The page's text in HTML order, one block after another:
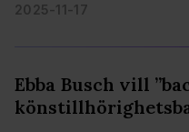
2025-11-17
Ebba Busch vill